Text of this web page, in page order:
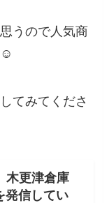
うので人気商
☺
てみてくださ
木更津倉庫
発信してい